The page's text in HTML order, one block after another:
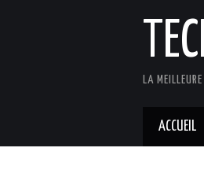
LA
ACCUEIL